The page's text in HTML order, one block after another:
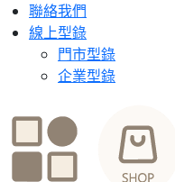
聯絡我們
線上型錄
門市型錄
企業型錄